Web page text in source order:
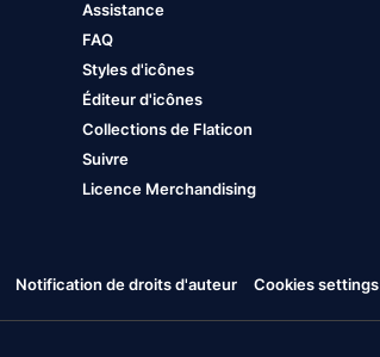
Assistance
FAQ
Styles d'icônes
Éditeur d'icônes
Collections de Flaticon
Suivre
Licence Merchandising
Notification de droits d'auteur Cookies settings